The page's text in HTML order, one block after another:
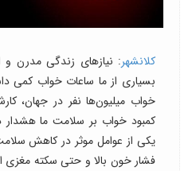
کلانشهر: نیازهای زندگی مدرن
بسیاری از ما ساعات خواب کمی
خواب میلیون‌ها نفر در جهان،
کمبود خواب بر سلامت ما هشدار
یکی از عوامل موثر در کاهش
فشار خون بالا و حتی سکته مغزی